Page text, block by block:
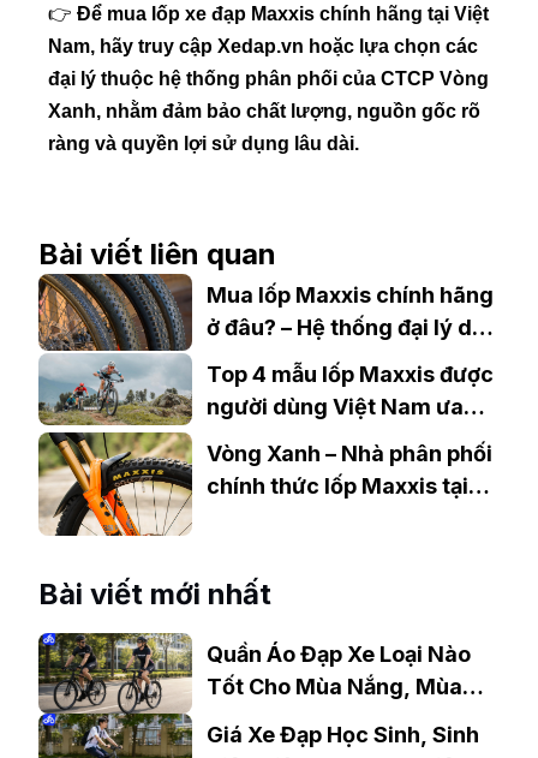
👉 Để mua lốp xe đạp Maxxis chính hãng tại Việt
Nam, hãy truy cập Xedap.vn hoặc lựa chọn các
đại lý thuộc hệ thống phân phối của CTCP Vòng
Xanh, nhằm đảm bảo chất lượng, nguồn gốc rõ
ràng và quyền lợi sử dụng lâu dài.
Bài viết liên quan
Mua lốp Maxxis chính hãng
ở đâu? – Hệ thống đại lý do
Vòng Xanh phân phối
Top 4 mẫu lốp Maxxis được
người dùng Việt Nam ưa
chuộng
Vòng Xanh – Nhà phân phối
chính thức lốp Maxxis tại
Bài viết mới nhất
Quần Áo Đạp Xe Loại Nào
Tốt Cho Mùa Nắng, Mùa
Giá Xe Đạp Học Sinh, Sinh